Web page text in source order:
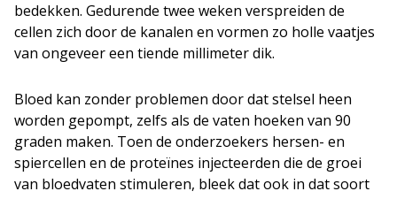
bedekken. Gedurende twee weken verspreiden de
cellen zich door de kanalen en vormen zo holle vaatjes
van ongeveer een tiende millimeter dik.
Bloed kan zonder problemen door dat stelsel heen
worden gepompt, zelfs als de vaten hoeken van 90
graden maken. Toen de onderzoekers hersen- en
spiercellen en de proteïnes injecteerden die de groei
van bloedvaten stimuleren, bleek dat ook in dat soort